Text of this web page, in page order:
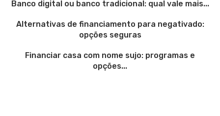
Banco digital ou banco tradicional: qual vale mais...
Alternativas de financiamento para negativado:
opções seguras
Financiar casa com nome sujo: programas e
opções...